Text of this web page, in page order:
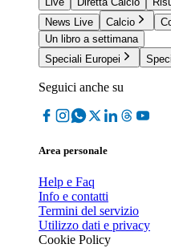
News Live
Calcio
Un libro a settimana
Speciali Europei
Seguici anche su
Area personale
Help e Faq
Info e contatti
Termini del servizio
Utilizzo dati e privacy
Cookie Policy